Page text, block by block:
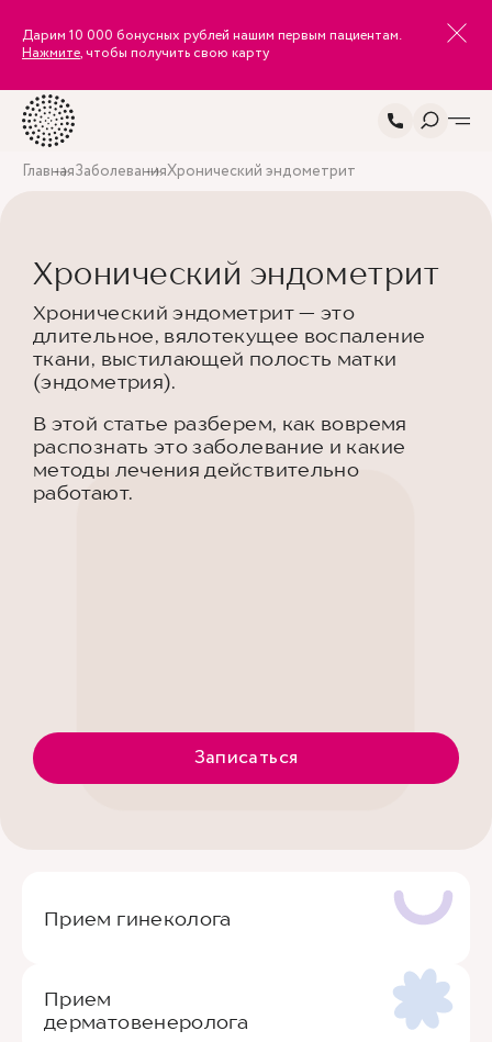
Дарим 10 000 бонусных рублей нашим первым пациентам.
Нажмите, чтобы получить свою карту
ГлавнаяЗаболеванияХронический эндометрит
Хронический эндометрит
Хронический эндометрит — это
длительное, вялотекущее воспаление
ткани, выстилающей полость матки
(эндометрия).
В этой статье разберем, как вовремя
распознать это заболевание и какие
методы лечения действительно
работают.
Записаться
Прием гинеколога
Прием
дерматовенеролога